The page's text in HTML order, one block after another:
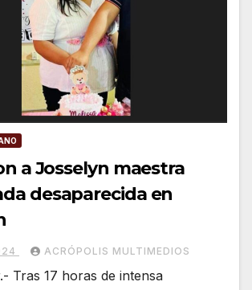
a Josselyn maestra
desaparecida en
ACRÓPOLIS MULTIMEDIOS
Tras 17 horas de intensa